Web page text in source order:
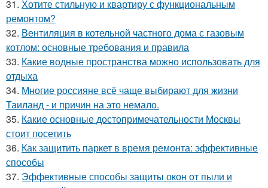
31. Хотите стильную и квартиру с функциональным
ремонтом?
32. Вентиляция в котельной частного дома с газовым
котлом: основные требования и правила
33. Какие водные пространства можно использовать для
отдыха
34. Многие россияне всё чаще выбирают для жизни
Таиланд - и причин на это немало.
35. Какие основные достопримечательности Москвы
стоит посетить
36. Как защитить паркет в время ремонта: эффективные
способы
37. Эффективные способы защиты окон от пыли и